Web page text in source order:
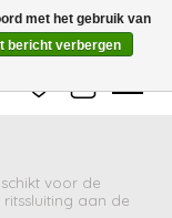
Houd er rekening mee
kan zijn dan
Verlanglijst
voor de
ritssluiting aan de
met het gebruik van
bericht verbergen